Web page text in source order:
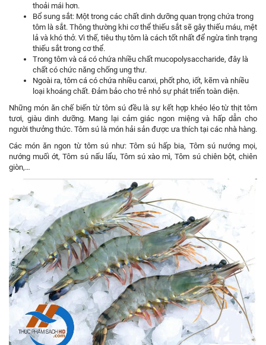
thoải mái hơn.
Bổ sung sắt: Một trong các chất dinh dưỡng quan trọng chứa trong
tôm là sắt. Thông thường khi cơ thể thiếu sắt sẽ gây thiếu máu, mệt
lả và khó thở. Vì thế, tiêu thụ tôm là cách tốt nhất để ngừa tình trạng
thiếu sắt trong cơ thể.
Trong tôm và cá có chứa nhiều chất mucopolysaccharide, đây là
chất có chức năng chống ung thư.
Ngoài ra, tôm cá có chứa nhiều canxi, phốt pho, iốt, kẽm và nhiều
loại khoáng chất. Đảm bảo cho trẻ nhỏ sự phát triển toàn diện.
Những món ăn chế biến từ tôm sú đều là sự kết hợp khéo léo từ thịt tôm
tươi, giàu dinh dưỡng. Mang lại cảm giác ngon miệng và hấp dẫn cho
người thưởng thức. Tôm sú là món hải sản được ưa thích tại các nhà hàng.
Các món ăn ngon từ tôm sú như: Tôm sú hấp bia, Tôm sú nướng mọi,
nướng muối ớt, Tôm sú nấu lẩu, Tôm sú xào mì, Tôm sú chiên bột, chiên
giòn,…